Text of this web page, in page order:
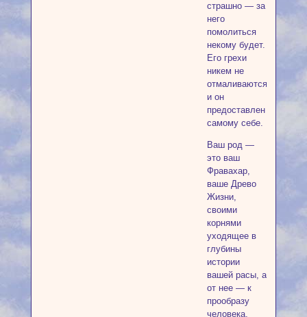
страшно — за
него
помолиться
некому будет.
Его грехи
никем не
отмаливаются,
и он
предоставлен
самому себе.
Ваш род —
это ваш
Фравахар,
ваше Древо
Жизни,
своими
корнями
уходящее в
глубины
истории
вашей расы, а
от нее — к
прообразу
человека,